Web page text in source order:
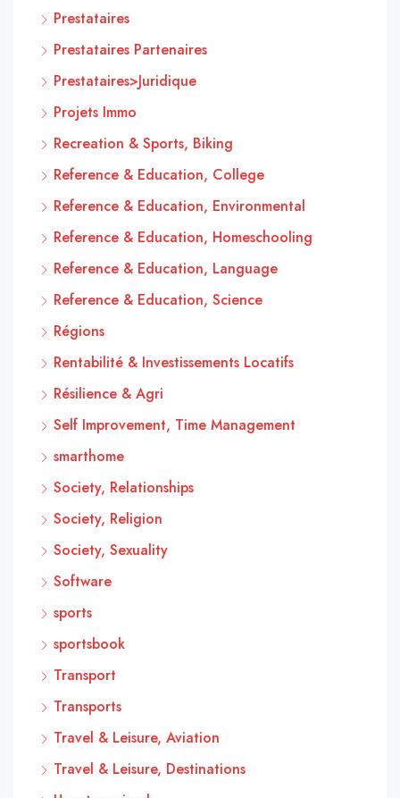
Prestataires
Prestataires Partenaires
Prestataires>Juridique
Projets Immo
Recreation & Sports, Biking
Reference & Education, College
Reference & Education, Environmental
Reference & Education, Homeschooling
Reference & Education, Language
Reference & Education, Science
Régions
Rentabilité & Investissements Locatifs
Résilience & Agri
Self Improvement, Time Management
smarthome
Society, Relationships
Society, Religion
Society, Sexuality
Software
sports
sportsbook
Transport
Transports
Travel & Leisure, Aviation
Travel & Leisure, Destinations